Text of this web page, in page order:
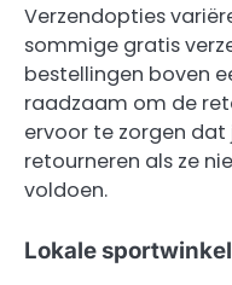
Verzendopties
sommige gratis
bestellingen boven
raadzaam om de
ervoor te zorgen dat
retourneren als ze
voldoen.
Lokale